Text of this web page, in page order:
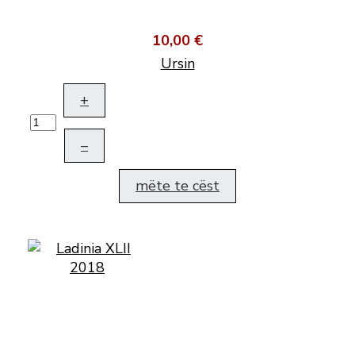
10,00 €
Ursin
+
–
mëte te cëst